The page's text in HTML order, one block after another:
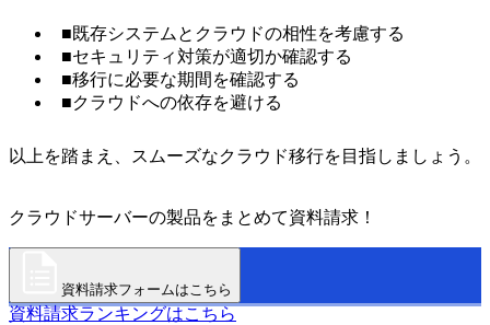
■既存システムとクラウドの相性を考慮する
■セキュリティ対策が適切か確認する
■移行に必要な期間を確認する
■クラウドへの依存を避ける
以上を踏まえ、スムーズなクラウド移行を目指しましょう。
クラウドサーバーの製品をまとめて資料請求！
資料請求フォームはこちら
資料請求ランキングはこちら